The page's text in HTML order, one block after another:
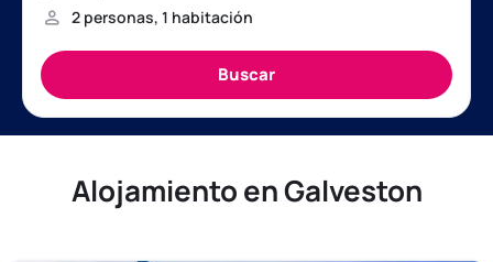
Alojamiento en Galveston